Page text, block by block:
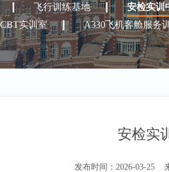
飞行训练基地 安检实训
实训室
A330飞机客舱服务
安检实
发布时间：2026-03-25